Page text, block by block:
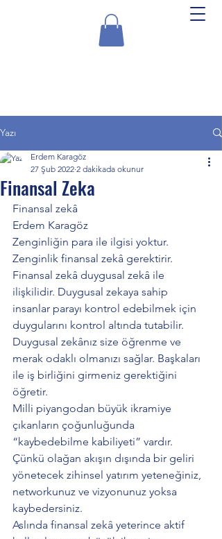
Yazı
Finansal Zeka
Erdem Karagöz
27 Şub 2022 2 dakikada okunur
Finansal zekâ
Erdem Karagöz
Zenginliğin para ile ilgisi yoktur.
Zenginlik finansal zekâ gerektirir.
Finansal zekâ duygusal zekâ ile
ilişkilidir. Duygusal zekaya sahip
insanlar parayı kontrol edebilmek için
duygularını kontrol altında tutabilir.
Duygusal zekânız size öğrenme ve
merak odaklı olmanızı sağlar. Başkaları
ile iş birliğini girmeniz gerektiğini
öğretir.
Milli piyangodan büyük ikramiye
çıkanların çoğunluğunda
“kaybedebilme kabiliyeti” vardır.
Çünkü olağan akışın dışında bir geliri
yönetecek zihinsel yatırım yeteneğiniz,
networkunuz ve vizyonunuz yoksa
kaybedersiniz.
Aslında finansal zekâ yeterince aktif